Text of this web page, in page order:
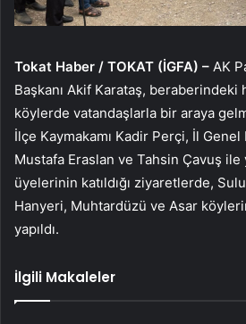
Tokat Haber / TOKAT (İGFA) – AK
Başkanı Akif Karataş, beraberindeki
köylerde vatandaşlarla bir araya
İlçe Kaymakamı Kadir Perçi, İl
Mustafa Eraslan ve Tahsin Çavuş
üyelerinin katıldığı ziyaretlerde,
Hanyeri, Muhtardüzü ve Asar
yapıldı.
İlgili Makaleler